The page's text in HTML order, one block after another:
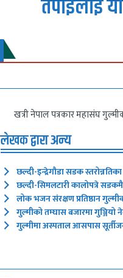
तपाईलाई
खत्री नेपाल पत्रकार महासंघ
लेखक द्वारा अन्य
छल्दी-इन्द्रेगौडा सडक
छल्दी-सिमलटारी कालोपत्रे सडकमै
लोक भजन संरक्षण प्रतिष्ठान
गुल्मीको तम्घास बजारमा गुञ्जियो
गुल्मीमा अस्पताल आसपास